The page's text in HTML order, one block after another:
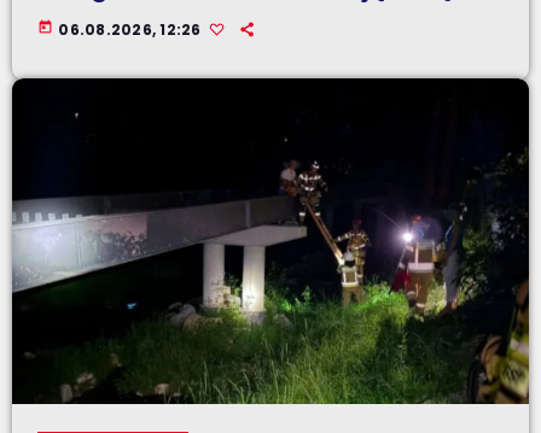
today 06.08.2026, 12:26